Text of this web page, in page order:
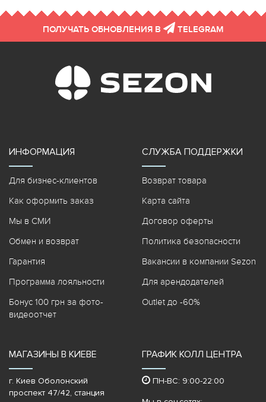
ПОЛУЧАТЬ ОБНОВЛЕНИЯ В TELEGRAM
ИНФОРМАЦИЯ
Для бизнес-клиентов
Как оформить заказ
Мы в СМИ
Обмен и возврат
Гарантия
Программа лояльности
Бонус 100 грн за фото-
видеоотчет
СЛУЖБА ПОДДЕРЖКИ
Возврат товара
Карта сайта
Договор оферты
Политика безопасности
Вакансии в компании Sezon
Для арендодателей
Outlet до -60%
МАГАЗИНЫ В КИЕВЕ
г. Киев Оболонский
проспект 47/42, станция
ГРАФИК КОЛЛ ЦЕНТРА
ПН-ВС: 9:00-22:00